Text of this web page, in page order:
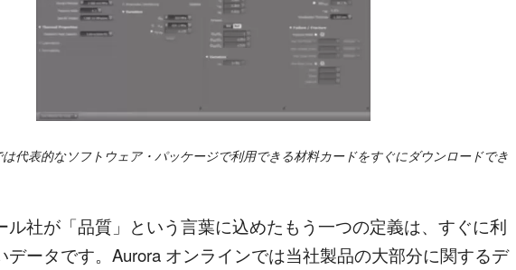
代表的なソフトウェア・パッケージで利用できる材料カードをすぐにダウンロードでき
社が「品質」という言葉に込めたもう一つの定義は、すぐに利
データです。Aurora オンラインでは当社製品の大部分に関するデ